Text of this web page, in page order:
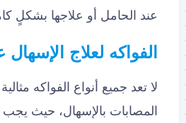
عند الحامل أو علاجها بشكلٍ
الفواكه لعلاج
لا تعد جميع أنواع الفواكه
المصابات بالإسهال، حيث يجب